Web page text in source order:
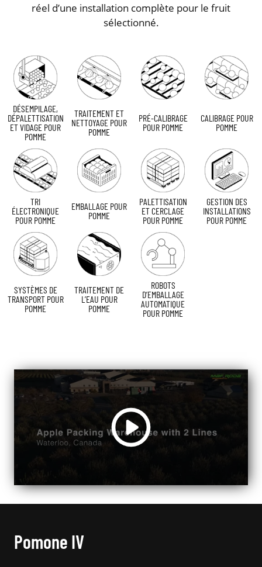
réel d’une installation complète pour le fruit
sélectionné.
DÉSEMPILAGE,
DÉPALETTISATION
ET VIDAGE POUR
POMME
TRAITEMENT ET
NETTOYAGE POUR
POMME
PRÉ-CALIBRAGE
POUR POMME
CALIBRAGE POUR
POMME
TRI
ÉLECTRONIQUE
POUR POMME
EMBALLAGE POUR
POMME
PALETTISATION
ET CERCLAGE
POUR POMME
GESTION DES
INSTALLATIONS
POUR POMME
SYSTÈMES DE
TRANSPORT POUR
POMME
TRAITEMENT DE
L’EAU POUR
POMME
ROBOTS
D’EMBALLAGE
AUTOMATIQUE
POUR POMME
Pomone IV